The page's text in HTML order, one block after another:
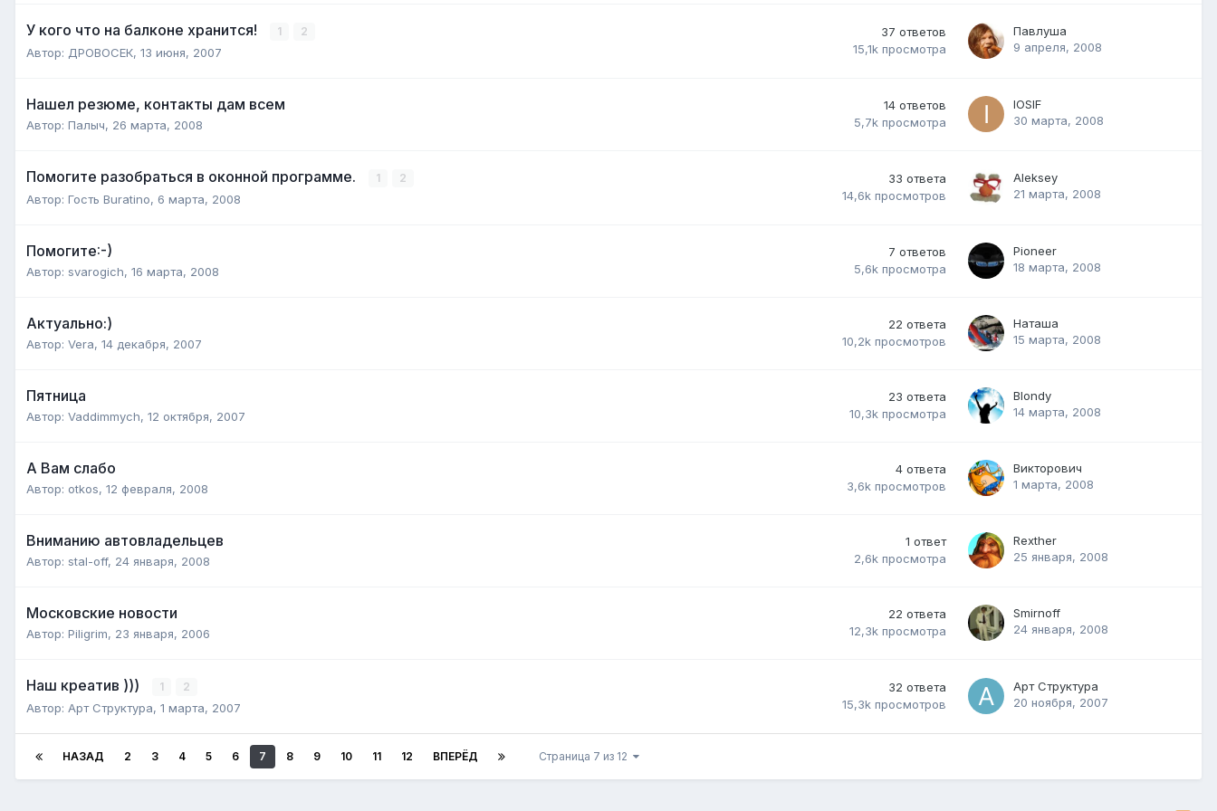
У кого что на балконе хранится! 1 2
Автор: ДРОВОСЕК, 13 июня, 2007
37 ответов
15,1k просмотра
Павлуша
9 апреля, 2008
Нашел резюме, контакты дам всем
Автор: Палыч, 26 марта, 2008
14 ответов
5,7k просмотра
IOSIF
30 марта, 2008
Помогите разобраться в оконной программе. 1 2
Автор: Гость Buratino, 6 марта, 2008
33 ответа
14,6k просмотров
Aleksey
21 марта, 2008
Помогите:-)
Автор: svarogich, 16 марта, 2008
7 ответов
5,6k просмотра
Pioneer
18 марта, 2008
Актуально:)
Автор: Vera, 14 декабря, 2007
22 ответа
10,2k просмотров
Наташа
15 марта, 2008
Пятница
Автор: Vaddimmych, 12 октября, 2007
23 ответа
10,3k просмотра
Blondy
14 марта, 2008
А Вам слабо
Автор: otkos, 12 февраля, 2008
4 ответа
3,6k просмотров
Викторович
1 марта, 2008
Вниманию автовладельцев
Автор: stal-off, 24 января, 2008
1 ответ
2,6k просмотра
Rexther
25 января, 2008
Московские новости
Автор: Piligrim, 23 января, 2006
22 ответа
12,3k просмотра
Smirnoff
24 января, 2008
Наш креатив ))) 1 2
Автор: Арт Структура, 1 марта, 2007
32 ответа
15,3k просмотров
Арт Структура
20 ноября, 2007
НАЗАД 2 3 4 5 6 7 8 9 10 11 12 ВПЕРЁД Страница 7 из 12